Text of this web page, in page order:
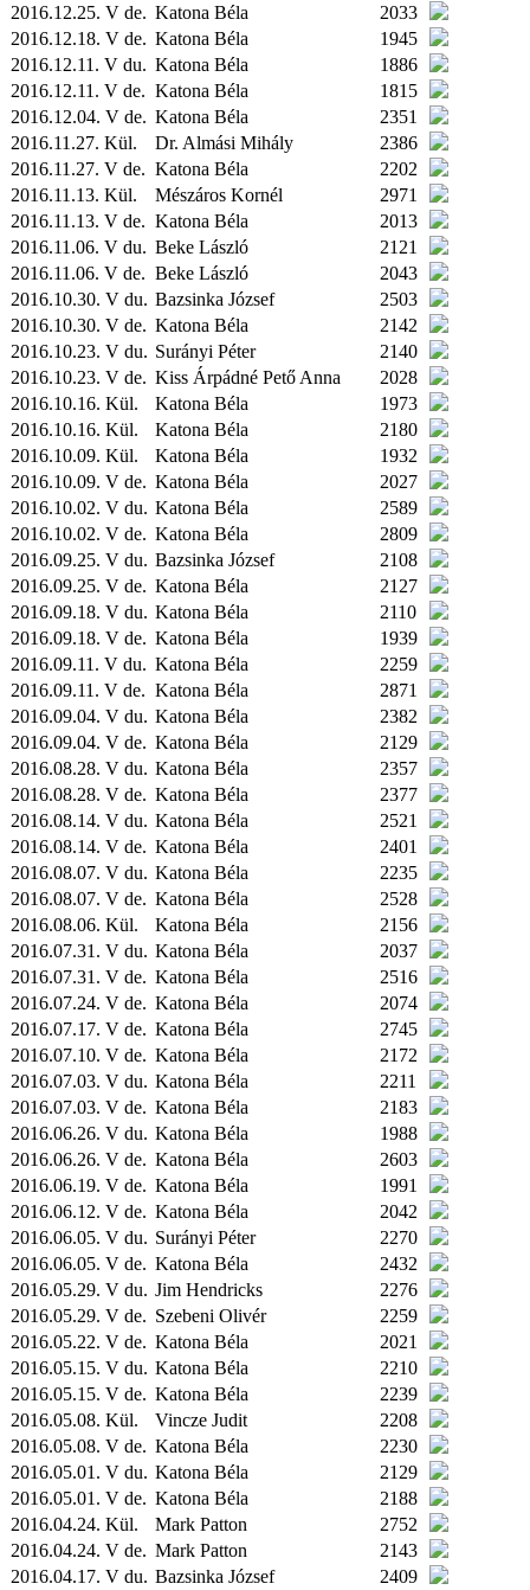
2016.12.25. V de. Katona Béla
2033
2016.12.18. V de. Katona Béla
1945
2016.12.11. V du. Katona Béla
1886
2016.12.11. V de. Katona Béla
1815
2016.12.04. V de. Katona Béla
2351
2016.11.27. Kül. Dr. Almási Mihály
2386
2016.11.27. V de. Katona Béla
2202
2016.11.13. Kül. Mészáros Kornél
2971
2016.11.13. V de. Katona Béla
2013
2016.11.06. V du. Beke László
2121
2016.11.06. V de. Beke László
2043
2016.10.30. V du. Bazsinka József
2503
2016.10.30. V de. Katona Béla
2142
2016.10.23. V du. Surányi Péter
2140
2016.10.23. V de. Kiss Árpádné Pető Anna
2028
2016.10.16. Kül. Katona Béla
1973
2016.10.16. Kül. Katona Béla
2180
2016.10.09. Kül. Katona Béla
1932
2016.10.09. V de. Katona Béla
2027
2016.10.02. V du. Katona Béla
2589
2016.10.02. V de. Katona Béla
2809
2016.09.25. V du. Bazsinka József
2108
2016.09.25. V de. Katona Béla
2127
2016.09.18. V du. Katona Béla
2110
2016.09.18. V de. Katona Béla
1939
2016.09.11. V du. Katona Béla
2259
2016.09.11. V de. Katona Béla
2871
2016.09.04. V du. Katona Béla
2382
2016.09.04. V de. Katona Béla
2129
2016.08.28. V du. Katona Béla
2357
2016.08.28. V de. Katona Béla
2377
2016.08.14. V du. Katona Béla
2521
2016.08.14. V de. Katona Béla
2401
2016.08.07. V du. Katona Béla
2235
2016.08.07. V de. Katona Béla
2528
2016.08.06. Kül. Katona Béla
2156
2016.07.31. V du. Katona Béla
2037
2016.07.31. V de. Katona Béla
2516
2016.07.24. V de. Katona Béla
2074
2016.07.17. V de. Katona Béla
2745
2016.07.10. V de. Katona Béla
2172
2016.07.03. V du. Katona Béla
2211
2016.07.03. V de. Katona Béla
2183
2016.06.26. V du. Katona Béla
1988
2016.06.26. V de. Katona Béla
2603
2016.06.19. V de. Katona Béla
1991
2016.06.12. V de. Katona Béla
2042
2016.06.05. V du. Surányi Péter
2270
2016.06.05. V de. Katona Béla
2432
2016.05.29. V du. Jim Hendricks
2276
2016.05.29. V de. Szebeni Olivér
2259
2016.05.22. V de. Katona Béla
2021
2016.05.15. V du. Katona Béla
2210
2016.05.15. V de. Katona Béla
2239
2016.05.08. Kül. Vincze Judit
2208
2016.05.08. V de. Katona Béla
2230
2016.05.01. V du. Katona Béla
2129
2016.05.01. V de. Katona Béla
2188
2016.04.24. Kül. Mark Patton
2752
2016.04.24. V de. Mark Patton
2143
2016.04.17. V du. Bazsinka József
2409